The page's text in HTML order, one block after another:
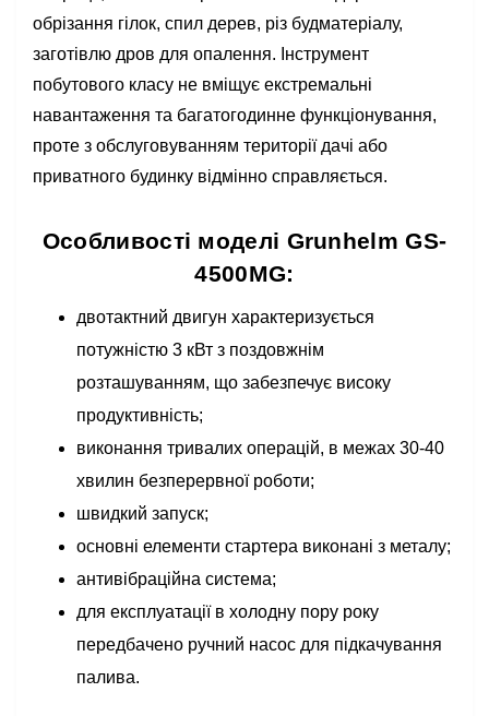
обрізання гілок, спил дерев, різ будматеріалу,
заготівлю дров для опалення. Інструмент
побутового класу не вміщує екстремальні
навантаження та багатогодинне функціонування,
проте з обслуговуванням території дачі або
приватного будинку відмінно справляється.
Особливості моделі Grunhelm GS-
4500MG:
двотактний двигун характеризується
потужністю 3 кВт з поздовжнім
розташуванням, що забезпечує високу
продуктивність;
виконання тривалих операцій, в межах 30-40
хвилин безперервної роботи;
швидкий запуск;
основні елементи стартера виконані з металу;
антивібраційна система;
для експлуатації в холодну пору року
передбачено ручний насос для підкачування
палива.